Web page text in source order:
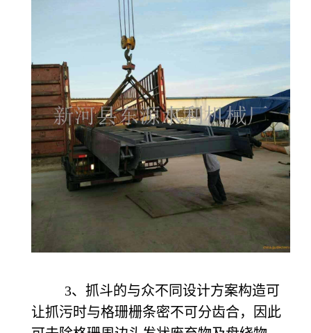
3、抓斗的与众不同设计方案构造可
让抓污时与格珊栅条密不可分齿合，因此